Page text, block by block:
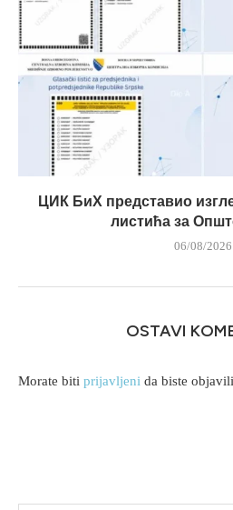
ЦИК БиХ представио
листића за
06/08/2026
OSTAVI
Morate biti prijavljeni da biste